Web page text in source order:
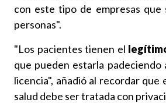
con este tipo de empresas
personas".
"Los pacientes tienen el
que pueden estarla
licencia", añadió al recordar
salud debe ser tratada con